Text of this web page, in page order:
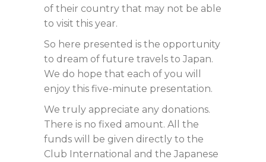
of their country that may not be able
to visit this year.
So here presented is the opportunity
to dream of future travels to Japan.
We do hope that each of you will
enjoy this five-minute presentation.
We truly appreciate any donations.
There is no fixed amount. All the
funds will be given directly to the
Club International and the Japanese